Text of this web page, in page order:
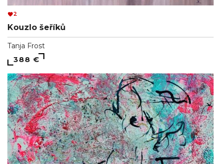
2
Kouzlo šeříků
Tanja Frost
388 €